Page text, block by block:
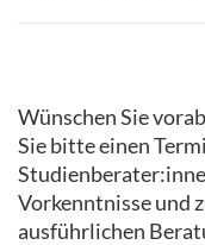
Wünschen Sie
Sie bitte einen
Vorkenntnisse und
ausführlichen